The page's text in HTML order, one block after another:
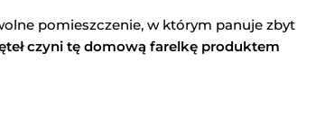
pomieszczenie, w którym panuje zbyt
czyni tę domową farelkę produktem